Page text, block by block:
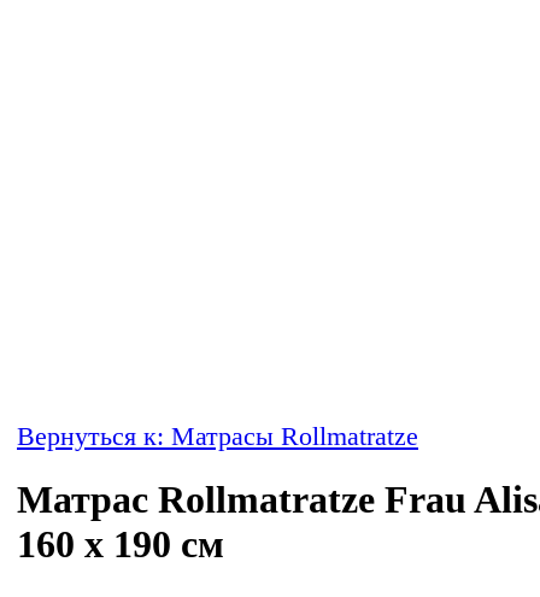
Вернуться к: Матрасы Rollmatratze
Матрас Rollmatratze Frau
160 x 190 см